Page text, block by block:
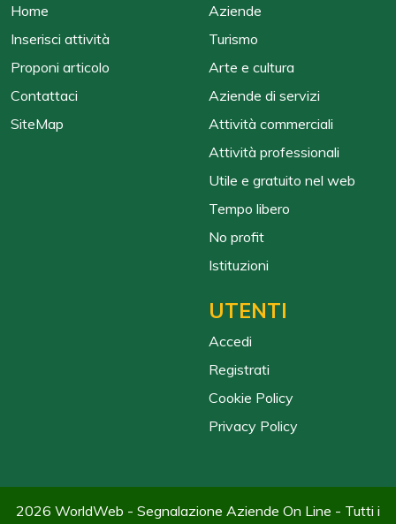
Home
Inserisci attività
Proponi articolo
Contattaci
SiteMap
Aziende
Turismo
Arte e cultura
Aziende di servizi
Attività commerciali
Attività professionali
Utile e gratuito nel web
Tempo libero
No profit
Istituzioni
UTENTI
Accedi
Registrati
Cookie Policy
Privacy Policy
2026 WorldWeb - Segnalazione Aziende On Line - Tutti i